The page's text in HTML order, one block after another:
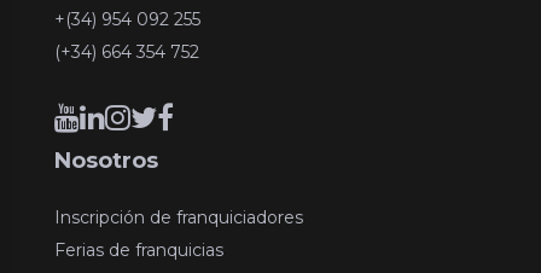
+(34) 954 092 255
(+34) 664 354 752
Nosotros
Inscripción de franquiciadores
Ferias de franquicias